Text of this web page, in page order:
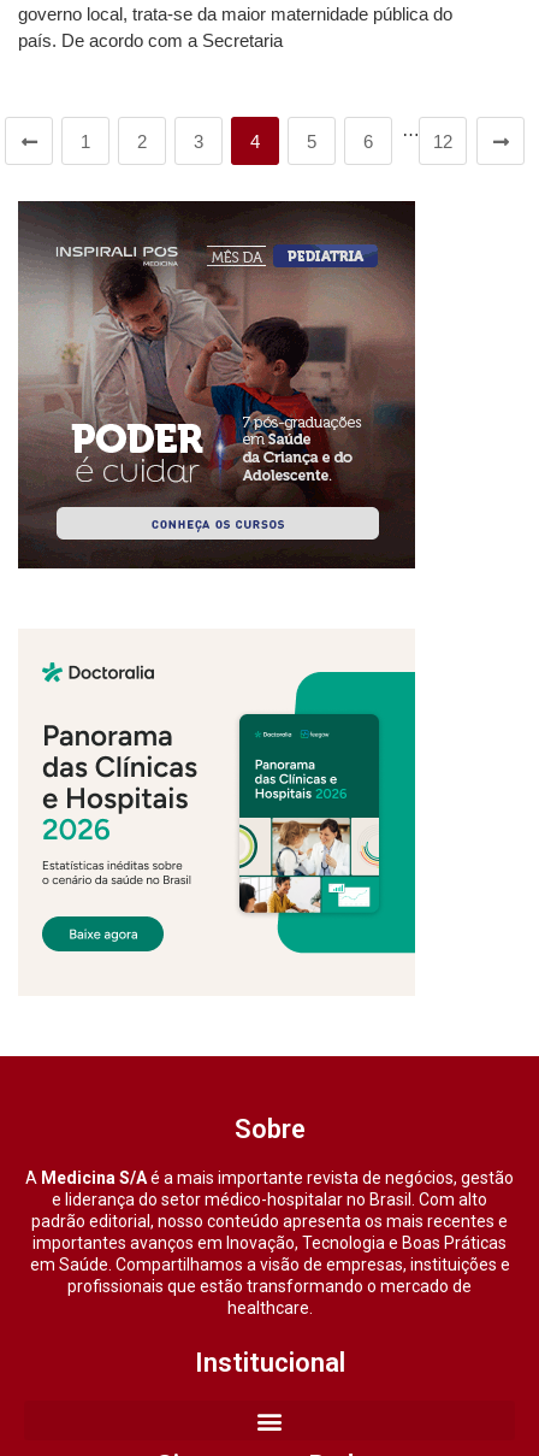
governo local, trata-se da maior maternidade pública do
país. De acordo com a Secretaria
1 2 3 4 5 6
…
12
Sobre
A Medicina S/Aé a mais importante revista de negócios, gestão
e liderança do setor médico-hospitalar no Brasil. Com alto
padrão editorial, nosso conteúdo apresenta os mais recentes e
importantes avanços em Inovação, Tecnologia e Boas Práticas
em Saúde. Compartilhamos a visão de empresas, instituições e
profissionais que estão transformando o mercado de
healthcare.
Institucional